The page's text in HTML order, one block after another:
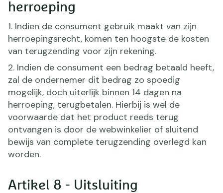
herroeping
1. Indien de consument gebruik maakt van zijn
herroepingsrecht, komen ten hoogste de kosten
van terugzending voor zijn rekening.
2. Indien de consument een bedrag betaald heeft,
zal de ondernemer dit bedrag zo spoedig
mogelijk, doch uiterlijk binnen 14 dagen na
herroeping, terugbetalen. Hierbij is wel de
voorwaarde dat het product reeds terug
ontvangen is door de webwinkelier of sluitend
bewijs van complete terugzending overlegd kan
worden.
Artikel 8 - Uitsluiting